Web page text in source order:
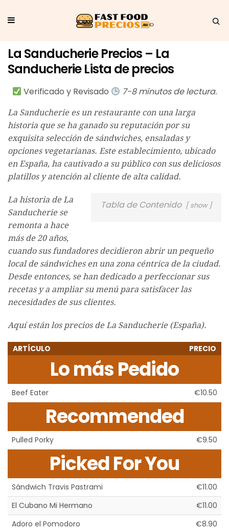
La Sanducherie Precios – La
Sanducherie Lista de precios
Verificado y Revisado 7-8 minutos de lectura.
La Sanducherie es un restaurante con una larga
historia que se ha ganado su reputación por su
exquisita selección de sándwiches, ensaladas y
opciones vegetarianas. Este establecimiento, ubicado
en España, ha cautivado a su público con sus deliciosos
platillos y atención al cliente de alta calidad.
Tabla de Contenido show
La historia de La
Sanducherie se
remonta a hace
más de 20 años,
cuando sus fundadores decidieron abrir un pequeño
local de sándwiches en una zona céntrica de la ciudad.
Desde entonces, se han dedicado a perfeccionar sus
recetas y a ampliar su menú para satisfacer las
necesidades de sus clientes.
Aquí están los precios de La Sanducherie (España).
ARTÍCULO PRECIO
Lo más Pedido
Beef Eater €10.50
Recommended
Pulled Porky €9.50
Picked For You
Sándwich Travis Pastrami
€11.00
El Cubano Mi Hermano
€11.00
Adoro el Pomodoro
€8.90